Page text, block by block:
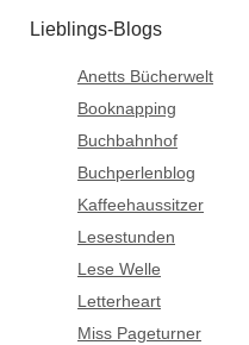
Lieblings-Blogs
Anetts Bücherwelt
Booknapping
Buchbahnhof
Buchperlenblog
Kaffeehaussitzer
Lesestunden
Lese Welle
Letterheart
Miss Pageturner